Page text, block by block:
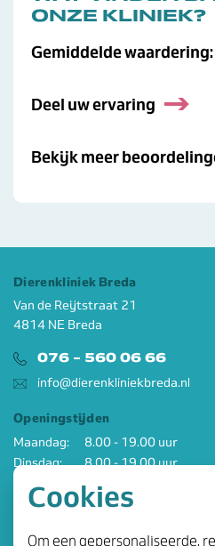
Cookies
Om een gepersonaliseerde,
ONZE KLINIEK?
Gemiddelde waardering:
Deel uw ervaring
Bekijk meer
Dierenkliniek Breda
Van de Reijtstraat 21
4814 NE Breda
076 - 560 06 66
info@dierenkliniekbreda.nl
Openingstijden
Maandag:
8.00 - 19.00 uur
Dinsdag:
8.00 - 19.00 uur
Woensdag:
8.00 - 19.00 uur
Donderdag: 8.00 - 19.00 uur